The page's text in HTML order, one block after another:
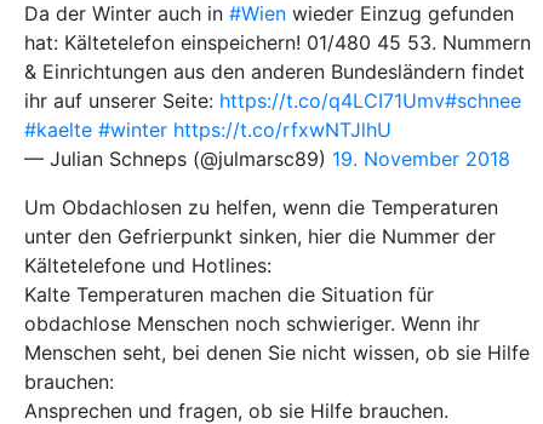
Da der Winter auch in #Wien wieder Einzug gefunden
hat: Kältetelefon einspeichern! 01/480 45 53. Nummern
& Einrichtungen aus den anderen Bundesländern findet
ihr auf unserer Seite: https://t.co/q4LCI71Umv#schnee
#kaelte #winter https://t.co/rfxwNTJlhU
— Julian Schneps (@julmarsc89) 19. November 2018
Um Obdachlosen zu helfen, wenn die Temperaturen
unter den Gefrierpunkt sinken, hier die Nummer der
Kältetelefone und Hotlines:
Kalte Temperaturen machen die Situation für
obdachlose Menschen noch schwieriger. Wenn ihr
Menschen seht, bei denen Sie nicht wissen, ob sie Hilfe
brauchen:
Ansprechen und fragen, ob sie Hilfe brauchen.